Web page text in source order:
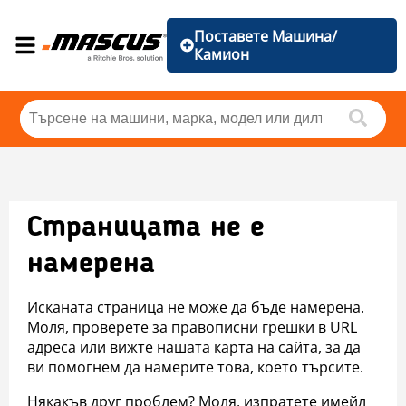
Поставете Машина/
Камион
Страницата не е
намерена
Исканата страница не може да бъде намерена.
Моля, проверете за правописни грешки в URL
адреса или вижте нашата карта на сайта, за да
ви помогнем да намерите това, което търсите.
Някакъв друг проблем? Моля, изпратете имейл